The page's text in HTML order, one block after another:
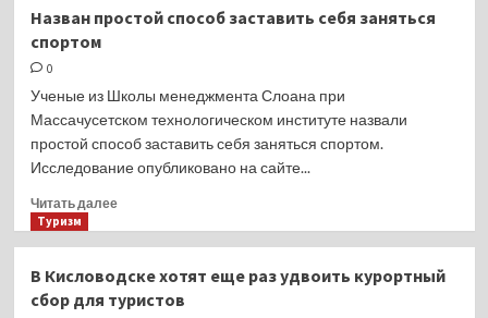
прожила
в мозге,
но не рискнула
ее вытащить
Назван простой способ заставить себя заняться
спортом
0
Ученые из Школы менеджмента Слоана при
Массачусетском технологическом институте назвали
простой способ заставить себя заняться спортом.
Исследование опубликовано на сайте...
Читать далееПрочитать
простой
способ
Туризм
В Кисловодске хотят еще раз удвоить курортный
сбор для туристов